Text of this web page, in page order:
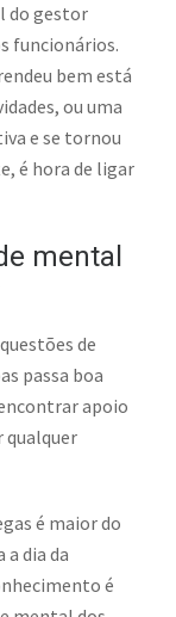
do gestor
funcionários.
bem está
ou uma
e se tornou
é hora de ligar
mental
de
passa boa
apoio
qualquer
é maior do
dia da
é